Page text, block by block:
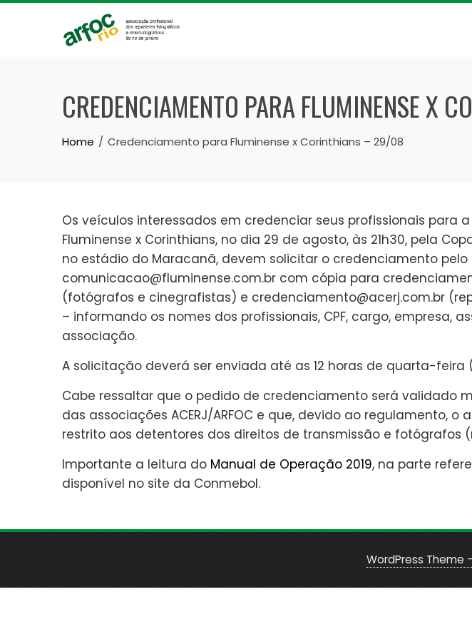
Skip
CREDENCIAMENTO PARA FLUMINENSE X
Home Credenciamento para Fluminense x Corinthians – 29/08
Os veículos interessados em credenciar seus profissionais para
Fluminense x Corinthians, no dia 29 de agosto, às 21h30, pela
no estádio do Maracanã, devem solicitar o credenciamento
comunicacao@fluminense.com.br com cópia para
(fotógrafos e cinegrafistas) e credenciamento@acerj.com.br
– informando os nomes dos profissionais, CPF, cargo, empresa,
associação.
A solicitação deverá ser enviada até as 12 horas de quarta-feira
Cabe ressaltar que o pedido de credenciamento será validado
das associações ACERJ/ARFOC e que, devido ao regulamento, o
restrito aos detentores dos direitos de transmissão e fotógrafos
Importante a leitura do Manual de Operação 2019, na parte
disponível no site da Conmebol.
WordPress Theme